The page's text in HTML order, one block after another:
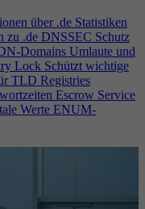
über .de Statistiken
zu .de DNSSEC Schutz
Domains Umlaute und
Lock Schützt wichtige
TLD Registries
Escrow Service
Werte ENUM-